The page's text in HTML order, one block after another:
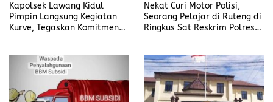
Kapolsek Lawang Kidul
Pimpin Langsung Kegiatan
Kurve, Tegaskan Komitmen
Nekat Curi Motor Polisi,
Seorang Pelajar di Ruteng di
Ringkus Sat Reskrim Polres